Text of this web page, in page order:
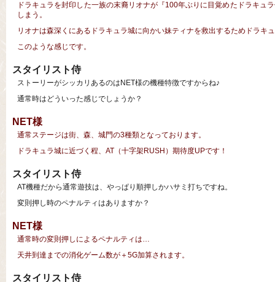
ドラキュラを封印した一族の末裔リオナが『100年ぶりに目覚めたドラキュ
しまう。
リオナは森深くにあるドラキュラ城に向かい妹ティナを救出するためドラキ
このような感じです。
スタイリスト侍
ストーリーがシッカリあるのはNET様の機種特徴ですからね♪
通常時はどういった感じでしょうか？
NET様
通常ステージは街、森、城門の3種類となっております。
ドラキュラ城に近づく程、AT（十字架RUSH）期待度UPです！
スタイリスト侍
AT機種だから通常遊技は、やっぱり順押しかハサミ打ちですね。
変則押し時のペナルティはありますか？
NET様
通常時の変則押しによるペナルティは…
天井到達までの消化ゲーム数が＋5G加算されます。
スタイリスト侍